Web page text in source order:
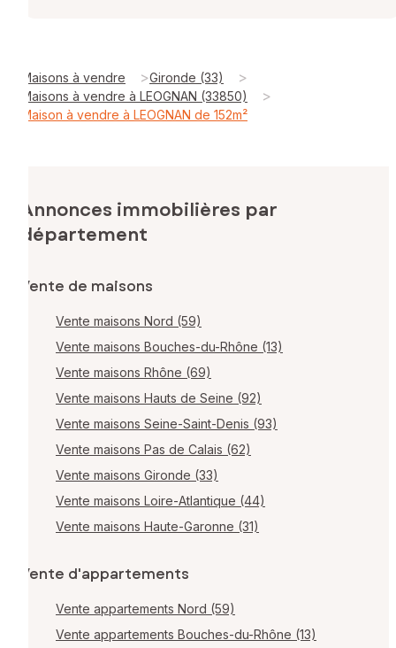
Maisons à vendre >Gironde (33) >
Maisons à vendre à LEOGNAN (33850) >
Maison à vendre à LEOGNAN de 152m²
Annonces immobilières par
département
Vente de maisons
Vente maisons Nord (59)
Vente maisons Bouches-du-Rhône (13)
Vente maisons Rhône (69)
Vente maisons Hauts de Seine (92)
Vente maisons Seine-Saint-Denis (93)
Vente maisons Pas de Calais (62)
Vente maisons Gironde (33)
Vente maisons Loire-Atlantique (44)
Vente maisons Haute-Garonne (31)
Vente d'appartements
Vente appartements Nord (59)
Vente appartements Bouches-du-Rhône (13)